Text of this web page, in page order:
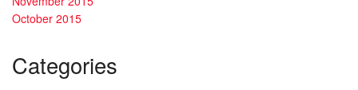
October 2015
Categories